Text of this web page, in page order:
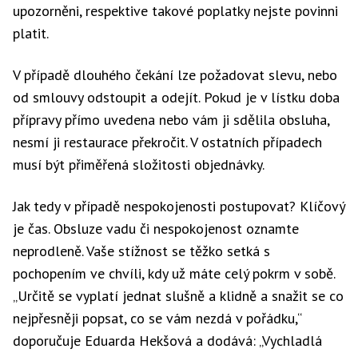
upozorněni, respektive takové poplatky nejste povinni
platit.
V případě dlouhého čekání lze požadovat slevu, nebo
od smlouvy odstoupit a odejít. Pokud je v lístku doba
přípravy přímo uvedena nebo vám ji sdělila obsluha,
nesmí ji restaurace překročit. V ostatních případech
musí být přiměřená složitosti objednávky.
Jak tedy v případě nespokojenosti postupovat? Klíčový
je čas. Obsluze vadu či nespokojenost oznamte
neprodleně. Vaše stížnost se těžko setká s
pochopením ve chvíli, kdy už máte celý pokrm v sobě.
„Určitě se vyplatí jednat slušně a klidně a snažit se co
nejpřesněji popsat, co se vám nezdá v pořádku,“
doporučuje Eduarda Hekšová a dodává: „Vychladlá